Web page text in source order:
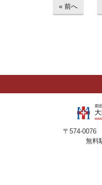
« 前へ
〒574-0076
無料